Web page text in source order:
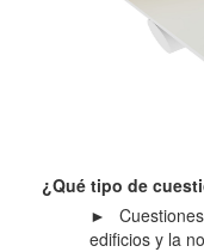
¿Qué tipo de
►
edificios y la